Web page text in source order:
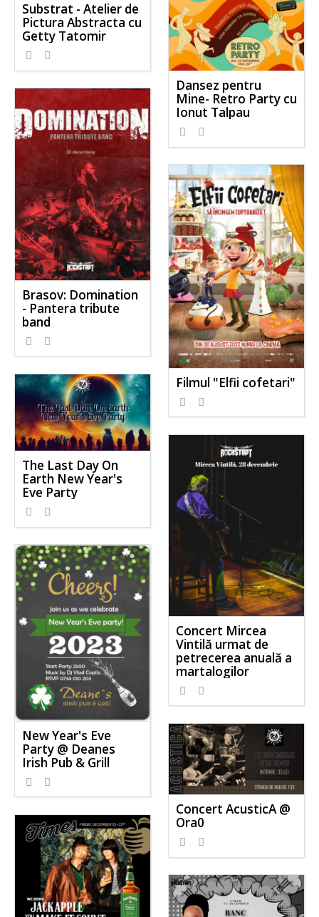
Substrat - Atelier de
Pictura Abstracta cu
Getty Tatomir
Dansez pentru
Mine- Retro Party cu
Ionut Talpau
Brasov: Domination
- Pantera tribute
band
Filmul "Elfii cofetari"
The Last Day On
Earth New Year's
Eve Party
Concert Mircea
Vintilă urmat de
petrecerea anuală a
martalogilor
New Year's Eve
Party @ Deanes
Irish Pub & Grill
Concert AcusticA @
Ora0